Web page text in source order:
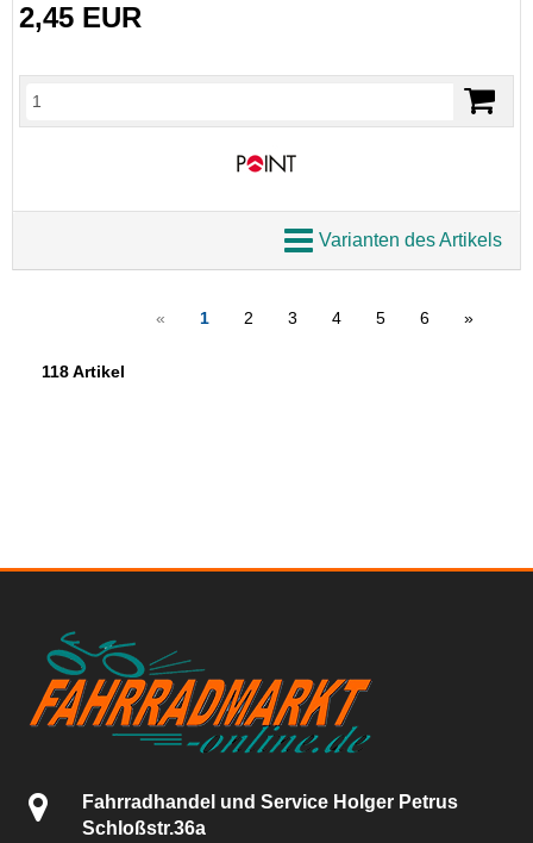
2,45 EUR
Varianten des Artikels
« 1 2 3 4 5 6 »
118 Artikel
Fahrradhandel und Service Holger Petrus
Schloßstr.36a